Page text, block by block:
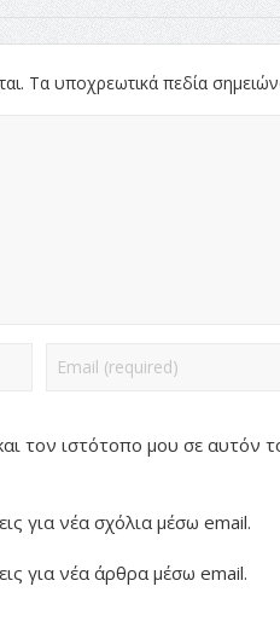
Τα υποχρεωτικά πεδία
τον ιστότοπο μου σε αυτόν
για νέα σχόλια μέσω email.
για νέα άρθρα μέσω email.